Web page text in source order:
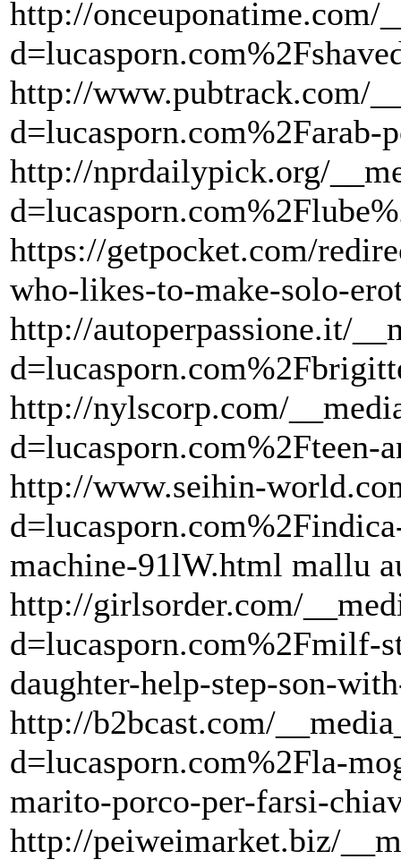
http://onceuponatime.com/
http://www.pubtrack.com/
d=lucasporn.com%2Farab-
http://nprdailypick.org/
https://getpocket.com/
who-likes-to-make-solo-
http://autoperpassione.it/
http://nylscorp.com/
d=lucasporn.com%2Fteen-
http://www.seihin-
machine-91lW.html mallu
http://girlsorder.com/
d=lucasporn.com%2Fmilf-
daughter-help-step-son-
http://b2bcast.com/
d=lucasporn.com%2Fla-
marito-porco-per-farsi-
http://peiweimarket.biz/